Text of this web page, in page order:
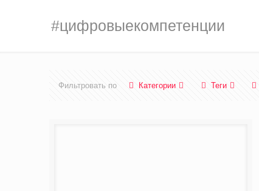
#цифровыекомпетенции
Фильтровать по Категории Теги